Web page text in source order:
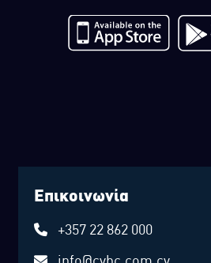
Επικοινωνία
+357 22 862 000